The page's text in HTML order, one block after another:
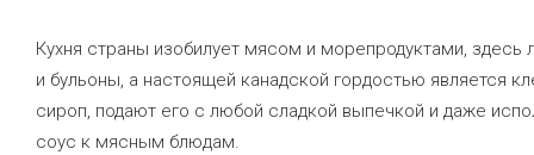
Кухня страны изобилует мясом и морепродуктами, здесь
и бульоны, а настоящей канадской гордостью является
сироп, подают его с любой сладкой выпечкой и даже
соус к мясным блюдам.